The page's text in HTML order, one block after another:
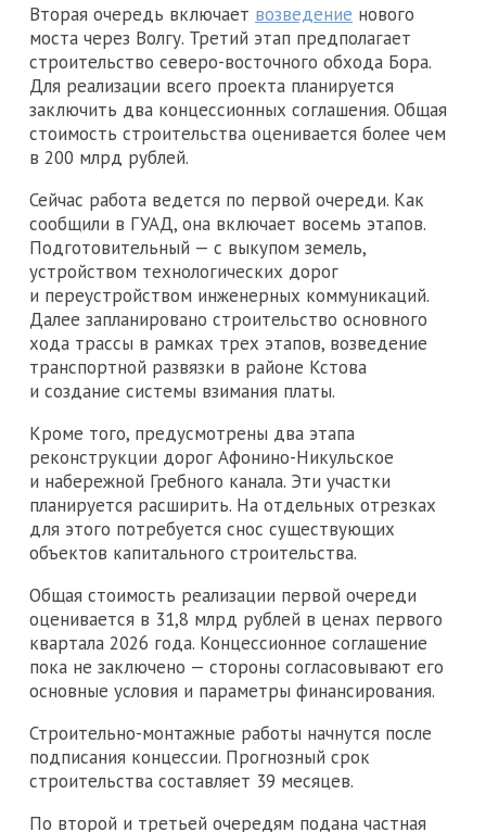
Вторая очередь включает возведение нового
моста через Волгу. Третий этап предполагает
строительство северо-восточного обхода Бора.
Для реализации всего проекта планируется
заключить два концессионных соглашения. Общая
стоимость строительства оценивается более чем
в 200 млрд рублей.
Сейчас работа ведется по первой очереди. Как
сообщили в ГУАД, она включает восемь этапов.
Подготовительный — с выкупом земель,
устройством технологических дорог
и переустройством инженерных коммуникаций.
Далее запланировано строительство основного
хода трассы в рамках трех этапов, возведение
транспортной развязки в районе Кстова
и создание системы взимания платы.
Кроме того, предусмотрены два этапа
реконструкции дорог Афонино-Никульское
и набережной Гребного канала. Эти участки
планируется расширить. На отдельных отрезках
для этого потребуется снос существующих
объектов капитального строительства.
Общая стоимость реализации первой очереди
оценивается в 31,8 млрд рублей в ценах первого
квартала 2026 года. Концессионное соглашение
пока не заключено — стороны согласовывают его
основные условия и параметры финансирования.
Строительно-монтажные работы начнутся после
подписания концессии. Прогнозный срок
строительства составляет 39 месяцев.
По второй и третьей очередям подана частная